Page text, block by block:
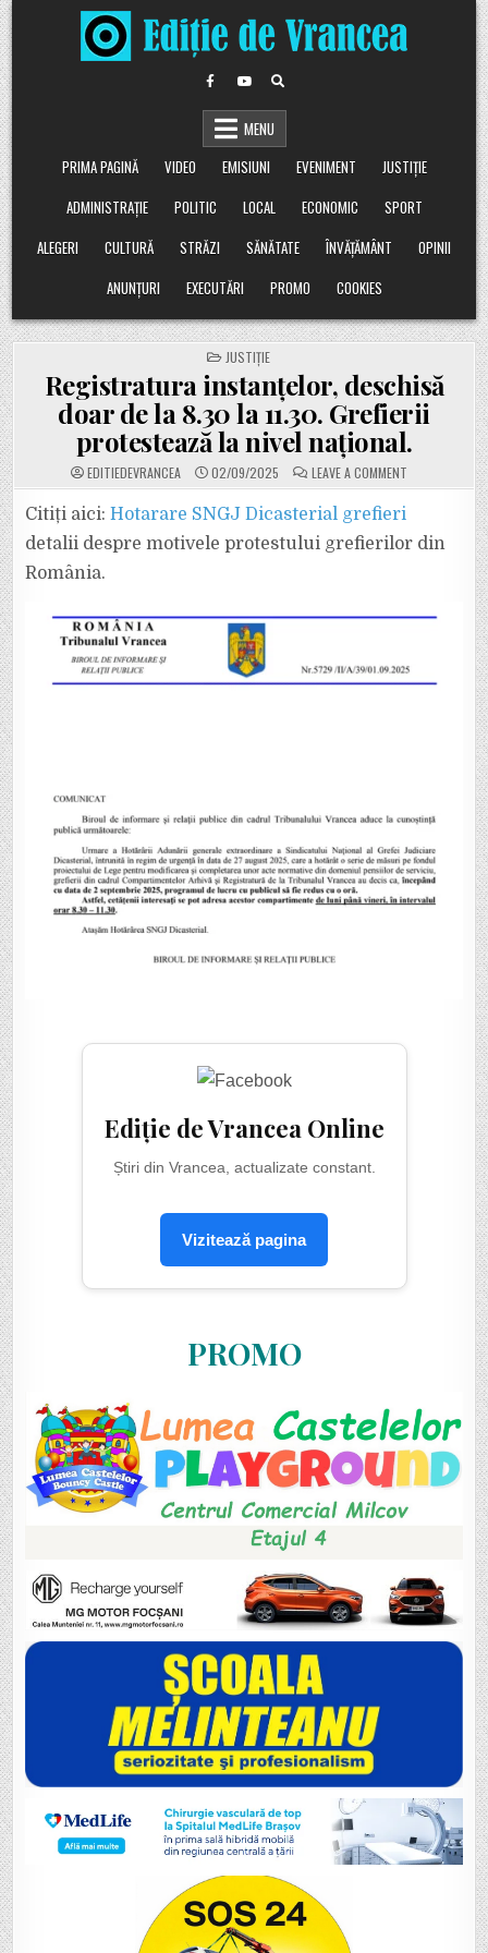
Skip
to
content
MENU
PRIMA PAGINĂ
VIDEO EMISIUNI EVENIMENT
JUSTIȚIE
ADMINISTRAȚIE
POLITIC LOCAL ECONOMIC
SPORT
ALEGERI
CULTURĂ STRĂZI SĂNĂTATE ÎNVĂȚĂMÂNT
OPINII
ANUNȚURI
EXECUTĂRI PROMO COOKIES
POSTED
IN
JUSTIȚIE
Registratura instanțelor, deschisă
doar de la 8.30 la 11.30. Grefierii
protestează la nivel național.
EDITIEDEVRANCEA 02/09/2025 LEAVE A COMMENTON
REGISTRATURA
INSTANȚELOR,
DOAR
DE
LA
PROTESTEAZĂ
Citiți aici:Hotarare SNGJ Dicasterial grefieri
detalii despre motivele protestului grefierilor din
România.
Ediție de Vrancea Online
Știri din Vrancea, actualizate constant.
Vizitează pagina
PROMO